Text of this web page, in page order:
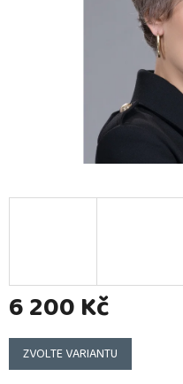
6 200 Kč
Měrná
cena:
ZVOLTE VARIANTU